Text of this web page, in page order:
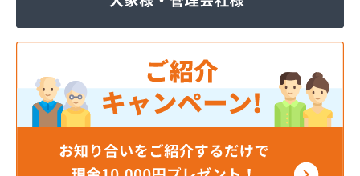
ミライフ東日本株式会社 仙台支店 石巻基地
ミライフ東日本株式会社 仙台支店 仙台基地
ロジトライ東北株式会社 仙台事業所
ワタヒョウ株式会社
ワタヒョウ株式会社エネルギーセンター
阿部栄商店
伊藤忠エネクスホームライフ東北株式会社